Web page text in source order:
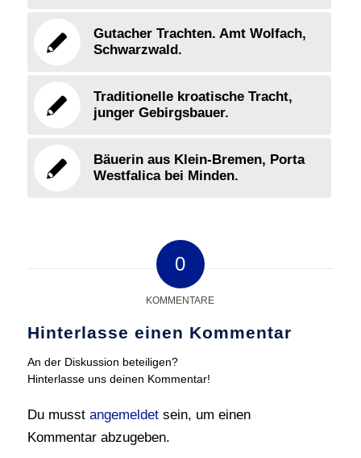
Gutacher Trachten. Amt Wolfach,
Schwarzwald.
Traditionelle kroatische Tracht,
junger Gebirgsbauer.
Bäuerin aus Klein-Bremen, Porta
Westfalica bei Minden.
0
KOMMENTARE
Hinterlasse einen Kommentar
An der Diskussion beteiligen?
Hinterlasse uns deinen Kommentar!
Du musst angemeldetsein, um einen
Kommentar abzugeben.